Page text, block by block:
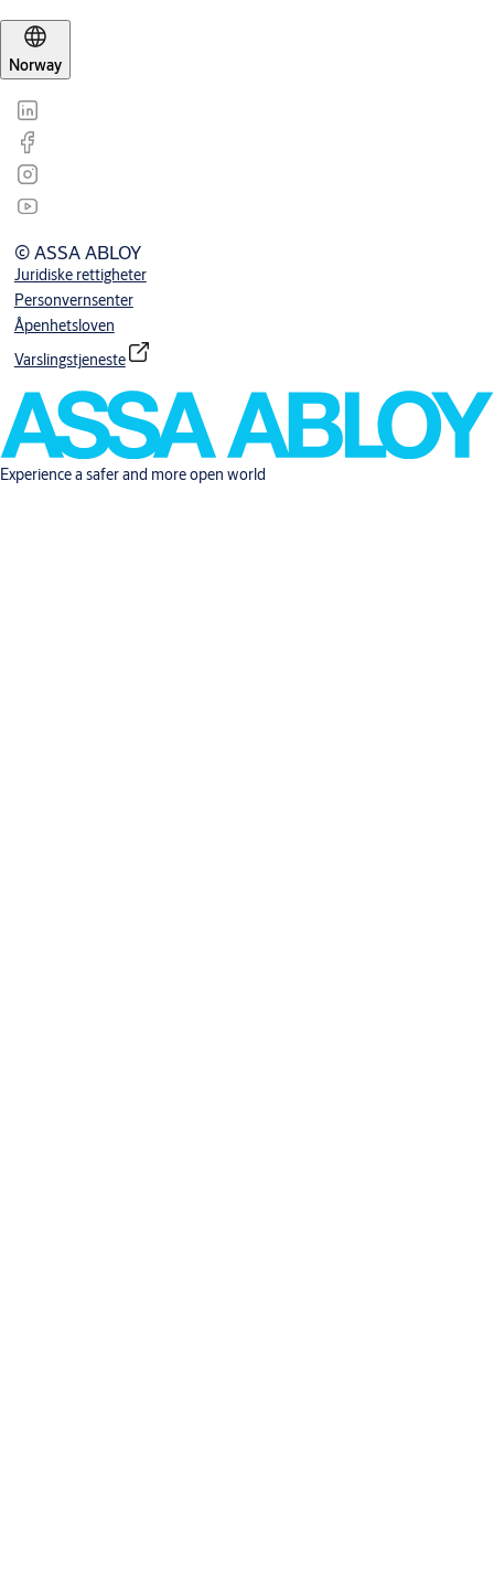
Norway
© ASSA ABLOY
Juridiske rettigheter
Personvernsenter
Åpenhetsloven
Varslingstjeneste
Experience a safer and more open world